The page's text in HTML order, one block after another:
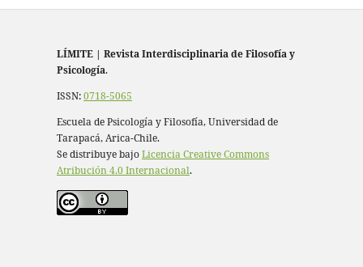
LÍMITE | Revista Interdisciplinaria de Filosofía y
Psicología.
ISSN:0718-5065
Escuela de Psicología y Filosofía, Universidad de
Tarapacá, Arica-Chile.
Se distribuye bajoLicencia Creative Commons
Atribución 4.0 Internacional.